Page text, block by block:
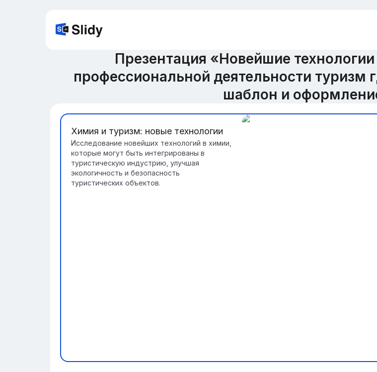
Презентация «Новейшие
профессиональной деятельности туризм
шаблон и
Химия и туризм: новые технологии
Исследование новейших технологий в химии,
которые могут быть интегрированы в
туристическую индустрию, улучшая
экологичность и безопасность
туристических объектов.